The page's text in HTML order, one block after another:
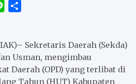
e
r
e
Sekretaris Daerah (Sekda)
Usman, mengimbau
Daerah (OPD) yang terlibat di
Tahun (HUT) Kabupaten